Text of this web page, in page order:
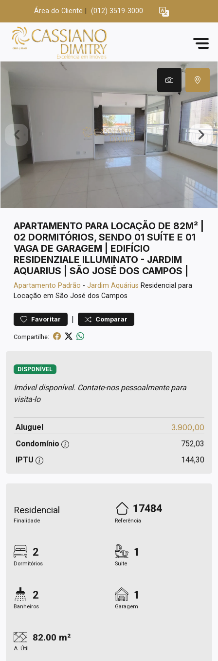
Área do Cliente (012) 3519-3000
APARTAMENTO PARA LOCAÇÃO DE 82M² |
02 DORMITÓRIOS, SENDO 01 SUÍTE E 01
VAGA DE GARAGEM | EDIFÍCIO
RESIDENZIALE ILLUMINATO - JARDIM
AQUARIUS | SÃO JOSÉ DOS CAMPOS |
Apartamento Padrão - Jardim Aquárius Residencial para
Locação em São José dos Campos
Favoritar | Comparar
Compartilhe:
DISPONÍVEL
Imóvel disponível. Contate-nos pessoalmente para
visita-lo
Aluguel 3.900,00
Condomínio
752,03
IPTU
144,30
Residencial
Finalidade
17484
Referência
2
Dormitórios
1
Suite
2
Banheiros
1
Garagem
82.00 m²
A. Útil